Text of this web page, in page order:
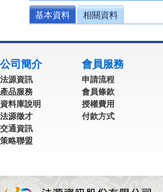
基本資料 相關資料
公司簡介
法源資訊
產品服務
資料庫說明
法源徵才
交通資訊
策略聯盟
會員服務
申請流程
會員條款
授權費用
付款方式